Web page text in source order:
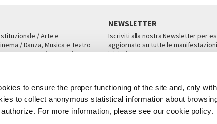
to ensure the proper functioning of the site and, only
to collect anonymous statistical information about
For more information, please see our cookie policy.
/ Arte e
/ Danza, Musica e Teatro
Marco 1364/A, Venezia
NEWSLETTER
Iscriviti alla nostra Newsletter per
aggiornato su tutte le
iniziative.